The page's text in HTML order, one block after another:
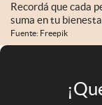
Recordá que cada
suma en tu
Fuente: Freepik